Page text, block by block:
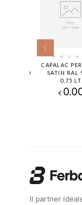
CAPALAC
SATIN RAL
0,75 LT
€
Il partner